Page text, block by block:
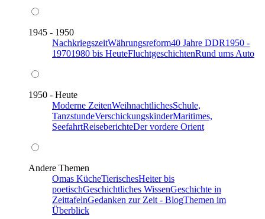
1945 - 1950
NachkriegszeitWährungsreform40 Jahre DDR1950 -
19701980 bis HeuteFluchtgeschichtenRund ums Auto
1950 - Heute
Moderne ZeitenWeihnachtlichesSchule,
TanzstundeVerschickungskinderMaritimes,
SeefahrtReiseberichteDer vordere Orient
Andere Themen
Omas KücheTierischesHeiter bis
poetischGeschichtliches WissenGeschichte in
ZeittafelnGedanken zur Zeit - BlogThemen im
Überblick